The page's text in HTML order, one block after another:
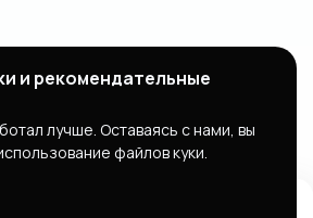
Правила сервиса
Пользовательское
товары/услуги
Партнерская программа
и рекомендательные
лучше. Оставаясь с нами, вы
файлов куки.